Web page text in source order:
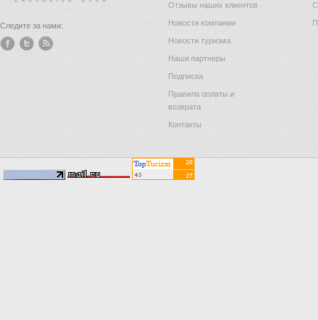
Следите за нами:
Отзывы наших клиентов
Новости компании
Новости туризма
Наши партнеры
Подписка
Правила оплаты и
возврата
Контакты